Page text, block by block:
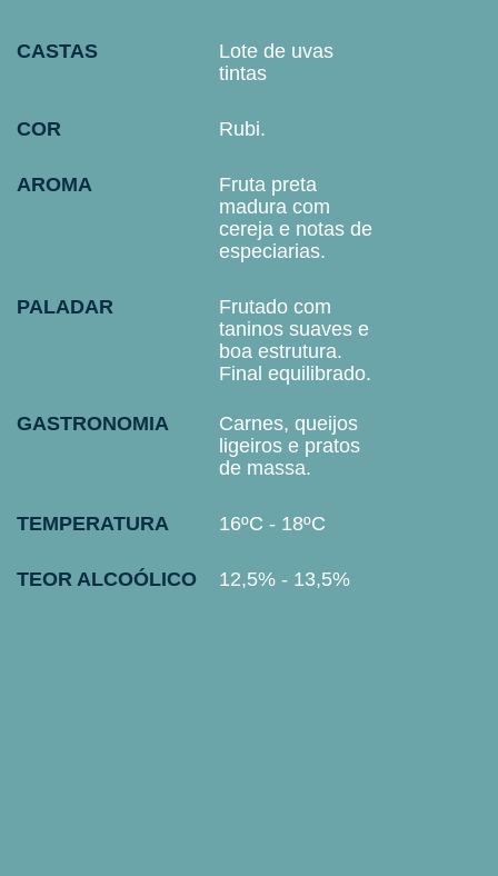
CASTAS
Lote de uvas
tintas
COR Rubi.
AROMA
Fruta preta
madura com
cereja e notas de
especiarias.
PALADAR
Frutado com
taninos suaves e
boa estrutura.
Final equilibrado.
GASTRONOMIA
Carnes, queijos
ligeiros e pratos
de massa.​
TEMPERATURA 16ºC - 18ºC
TEOR ALCOÓLICO 12,5% - 13,5%